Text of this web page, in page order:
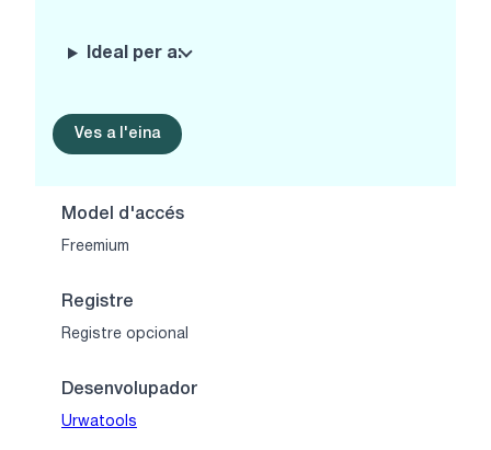
Ideal per a:
Ves a l'eina
Model d'accés
Freemium
Registre
Registre opcional
Desenvolupador
Urwatools